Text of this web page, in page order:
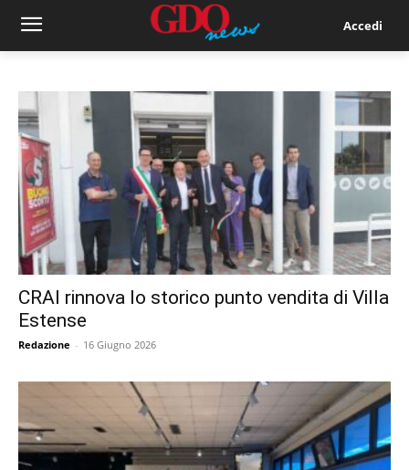
Accedi
CRAI rinnova lo storico punto vendita di Villa
Estense
Redazione - 16 Giugno 2026